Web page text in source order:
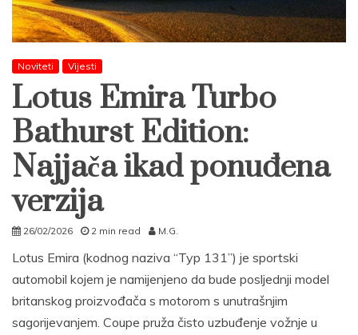
Noviteti Vijesti
Lotus Emira Turbo
Bathurst Edition:
Najjača ikad ponuđena
verzija
26/02/2026 2 min read M.G.
Lotus Emira (kodnog naziva “Typ 131”) je sportski
automobil kojem je namijenjeno da bude posljednji model
britanskog proizvođača s motorom s unutrašnjim
sagorijevanjem. Coupe pruža čisto uzbuđenje vožnje u